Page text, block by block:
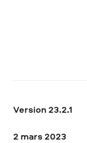
Version 23.2.1
2 mars 2023